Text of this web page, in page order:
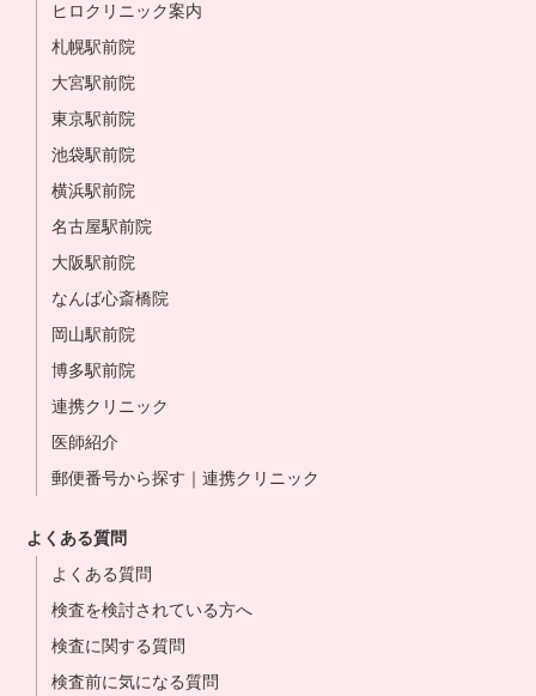
ヒロクリニック案内
札幌駅前院
大宮駅前院
東京駅前院
池袋駅前院
横浜駅前院
名古屋駅前院
大阪駅前院
なんば心斎橋院
岡山駅前院
博多駅前院
連携クリニック
医師紹介
郵便番号から探す｜連携クリニック
よくある質問
よくある質問
検査を検討されている方へ
検査に関する質問
検査前に気になる質問